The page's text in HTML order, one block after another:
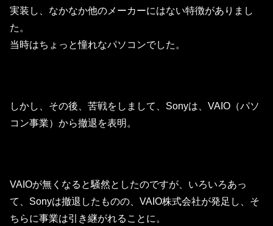
実装し、なかなか他のメーカーにはない特徴がありまし
た。
当時はちょっと憧れなパソコンでした。
しかし、その後、苦戦をしまして、Sonyは、VAIO（パソ
コン事業）から撤退を表明。
VAIOが無くなると騒然としたのですが、いろいろあっ
て、Sonyは撤退したものの、VAIO株式会社が発足し、そ
ちらに事業は引き継がれることに。